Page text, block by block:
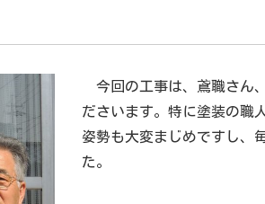
今回の工事は、鳶職さん
ださいます。特に塗装の職
姿勢も大変まじめですし、
た。